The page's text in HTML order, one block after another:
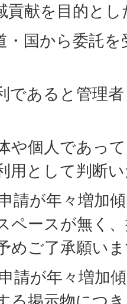
貢献を目的と
・国から委託
であると管理
や個人であっ
用として判断
請が年々増加
ペースが無く
めご了承願い
請が年々増加